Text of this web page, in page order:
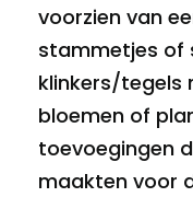
voorzien van
stammetjes of
klinkers/tegels
bloemen of
toevoegingen
maakten voor